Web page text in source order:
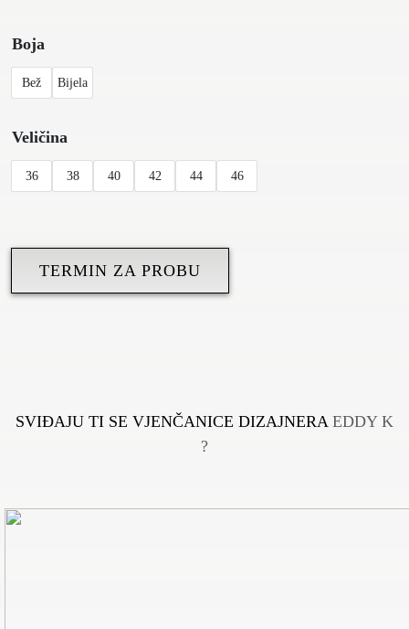
Boja
Bež Bijela
Veličina
36 38 40 42 44 46
TERMIN ZA PROBU
SVIĐAJU TI SE VJENČANICE DIZAJNERA EDDY K
?